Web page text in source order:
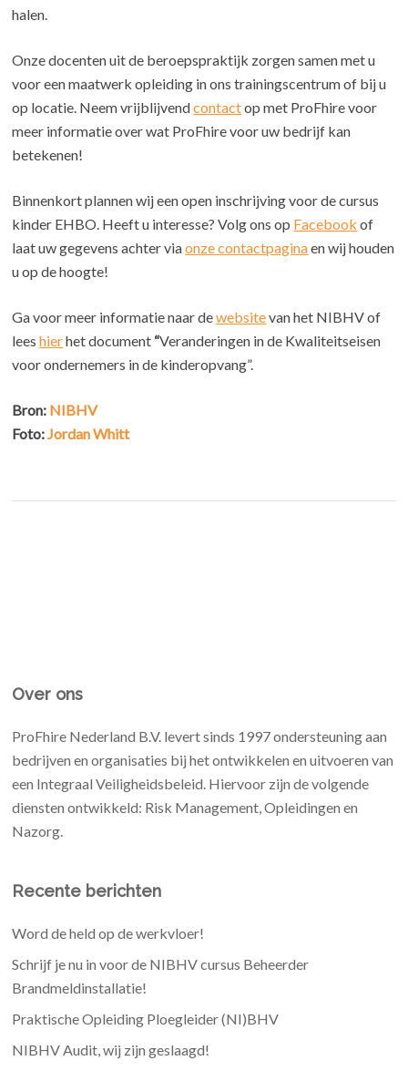
halen.
Onze docenten uit de beroepspraktijk zorgen samen met u
voor een maatwerk opleiding in ons trainingscentrum of bij u
op locatie. Neem vrijblijvendcontactop met ProFhire voor
meer informatie over wat ProFhire voor uw bedrijf kan
betekenen!
Binnenkort plannen wij een open inschrijving voor de cursus
kinder EHBO. Heeft u interesse? Volg ons op Facebook of
laat uw gegevens achter viaonze contactpaginaen wij houden
u op de hoogte!
Ga voor meer informatie naar dewebsitevan het NIBHV of
leeshierhet document “Veranderingen in de Kwaliteitseisen
voor ondernemers in de kinderopvang”.
Bron: NIBHV
Foto:Jordan Whitt
Over ons
ProFhire Nederland B.V. levert sinds 1997 ondersteuning aan
bedrijven en organisaties bij het ontwikkelen en uitvoeren van
een Integraal Veiligheidsbeleid. Hiervoor zijn de volgende
diensten ontwikkeld: Risk Management, Opleidingen en
Nazorg.
Recente berichten
Word de held op de werkvloer!
Schrijf je nu in voor de NIBHV cursus Beheerder
Brandmeldinstallatie!
Praktische Opleiding Ploegleider (NI)BHV
NIBHV Audit, wij zijn geslaagd!